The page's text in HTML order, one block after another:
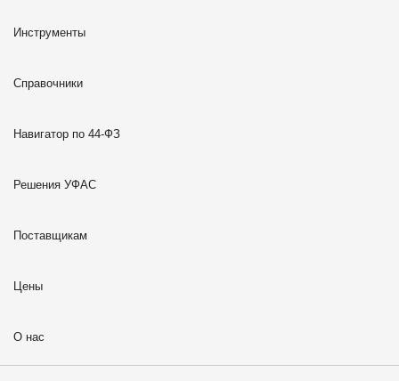
Инструменты
Справочники
Навигатор по 44-ФЗ
Решения УФАС
Поставщикам
Цены
О нас